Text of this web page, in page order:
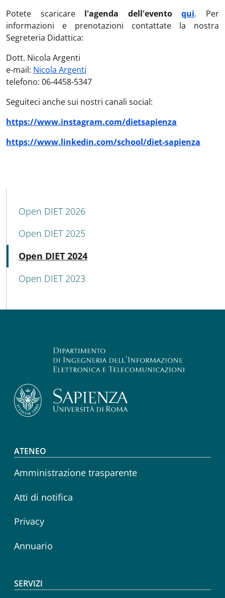
Potete scaricare l'agenda dell'eventoqui. Per
informazioni e prenotazioni contattate la nostra
Segreteria Didattica:
Dott. Nicola Argenti
e-mail: Nicola Argenti
telefono: 06-4458-5347
Seguiteci anche sui nostri canali social:
https://www.instagram.com/dietsapienza
https://www.linkedin.com/school/diet-sapienza
MENU CEV SECOND NAVIGATION
Open DIET 2026
Open DIET 2025
Open DIET 2024
Open DIET 2023
Footer menu
ATENEO
Amministrazione trasparente
Atti di notifica
Privacy
Annuario
SERVIZI